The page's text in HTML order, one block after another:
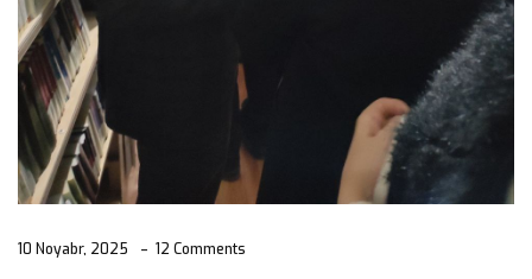
10 Noyabr, 2025 12 Comments